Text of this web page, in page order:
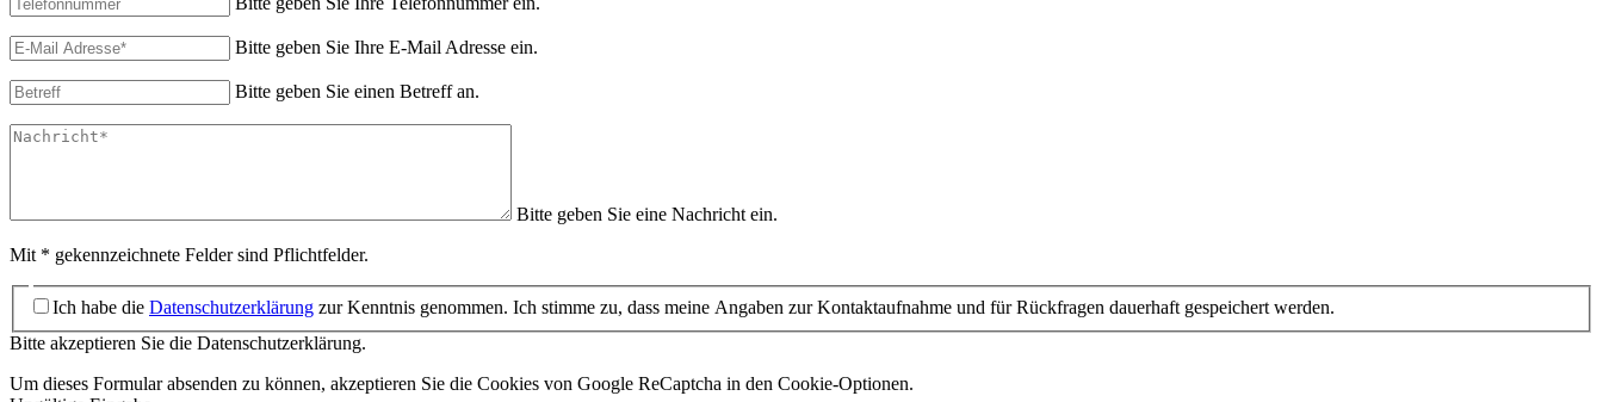
Bitte geben Sie Ihre E-Mail Adresse ein.
Bitte geben Sie einen Betreff an.
Bitte geben Sie eine Nachricht ein.
Mit * gekennzeichnete Felder sind Pflichtfelder.
Ich habe die Datenschutzerklärung zur Kenntnis genommen. Ich stimme zu, dass meine Angaben zur Kontaktaufnahme und für Rückfragen dauerhaft gespeichert werden.
Bitte akzeptieren Sie die Datenschutzerklärung.
Um dieses Formular absenden zu können, akzeptieren Sie die Cookies von Google ReCaptcha in den Cookie-Optionen.